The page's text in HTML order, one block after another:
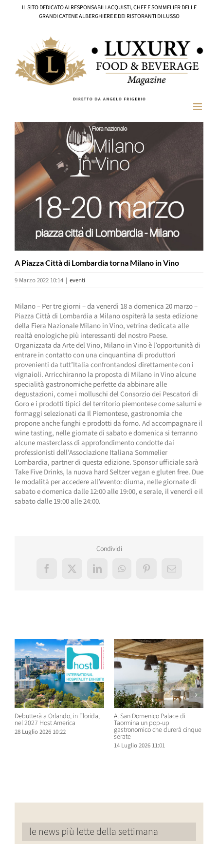
IL SITO DEDICATO AI RESPONSABILI ACQUISTI, CHEF E SOMMELIER DELLE
GRANDI CATENE ALBERGHIERE E DEI RISTORANTI DI LUSSO
Ingrandisci
immagine
A Piazza Città di Lombardia torna Milano in Vino
9 Marzo 2022 10:14 | eventi
Milano – Per tre giorni – da venerdì 18 a domenica 20 marzo –
Piazza Città di Lombardia a Milano ospiterà la sesta edizione
della Fiera Nazionale Milano in Vino, vetrina dedicata alle
realtà enologiche più interessanti del nostro Paese.
Organizzata da Arte del Vino, Milano in Vino è l’opportunità di
entrare in contatto con una cinquantina di produttori
provenienti da tutt’Italia confrontandosi direttamente con i
vignaioli. Arricchiranno la proposta di Milano in Vino alcune
specialità gastronomiche perfette da abbinare alle
degustazioni, come i molluschi del Consorzio dei Pescatori di
Goro e i prodotti tipici del territorio piemontese come salumi e
formaggi selezionati da Il Piemontese, gastronomia che
propone anche funghi e prodotti da forno. Ad accompagnare il
wine tasting, nelle giornate di sabato e domenica si terranno
alcune masterclass di approfondimento condotte dai
professionisti dell’Associazione Italiana Sommelier
Lombardia, partner di questa edizione. Sponsor ufficiale sarà
Take Five Drinks, la nuova hard Seltzer vegan e gluten free. Due
le modalità per accedere all’evento: diurna, nelle giornate di
sabato e domenica dalle 12:00 alle 19:00, e serale, il venerdì e il
sabato dalle 19:00 alle 24:00.
Condividi
Facebook
X LinkedInWhatsAppPinterestEmail
Debutterà a Orlando, in Florida,
nel 2027 Host America
28 Luglio 2026 10:22
Al San Domenico Palace di
Taormina un pop-up
gastronomico che durerà cinque
serate
14 Luglio 2026 11:01
le news più lette della settimana